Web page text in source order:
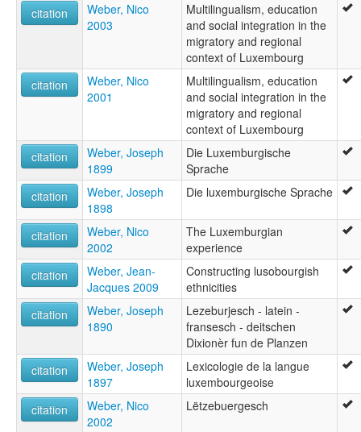
citation
Weber, Nico
2003
Multilingualism, education
and social integration in the
migratory and regional
context of Luxembourg
citation
Weber, Nico
2001
Multilingualism, education
and social integration in the
migratory and regional
context of Luxembourg
citation
Weber, Joseph
1899
Die Luxemburgische
Sprache
citation
Weber, Joseph
1898
Die luxemburgische Sprache
citation
Weber, Nico
2002
The Luxemburgian
experience
citation
Weber, Jean-
Jacques 2009
Constructing lusobourgish
ethnicities
citation
Weber, Joseph
1890
Lezeburjesch - latein -
fransesch - deitschen
Dixionèr fun de Planzen
citation
Weber, Joseph
1897
Lexicologie de la langue
luxembourgeoise
citation
Weber, Nico
2002
Lëtzebuergesch